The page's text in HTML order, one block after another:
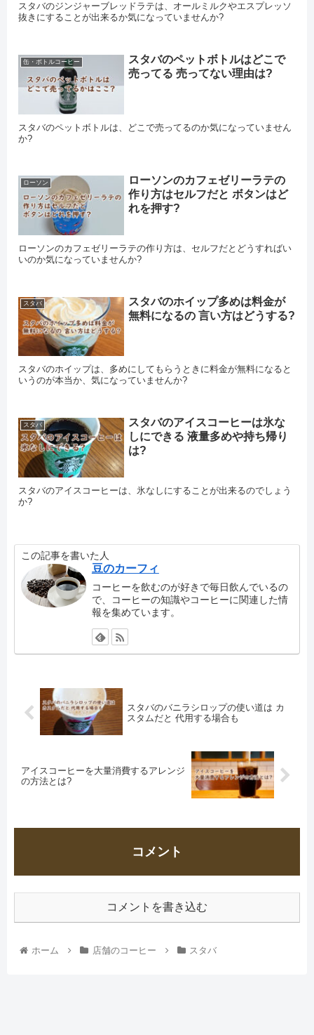
スタバのジンジャーブレッドラテは、オールミルクやエスプレッソ
抜きにすることが出来るか気になっていませんか?
缶・ボトルコーヒー
スタバのペットボトルはどこで
売ってる 売ってない理由は?
スタバのペットボトルは、どこで売ってるのか気になっていません
か?
ローソン
ローソンのカフェゼリーラテの
作り方はセルフだと ボタンはど
れを押す?
ローソンのカフェゼリーラテの作り方は、セルフだとどうすればい
いのか気になっていませんか?
スタバ
スタバのホイップ多めは料金が
無料になるの 言い方はどうする?
スタバのホイップは、多めにしてもらうときに料金が無料になると
いうのが本当か、気になっていませんか?
スタバ
スタバのアイスコーヒーは氷な
しにできる 液量多めや持ち帰り
は?
スタバのアイスコーヒーは、氷なしにすることが出来るのでしょう
か?
この記事を書いた人
豆のカーフィ
コーヒーを飲むのが好きで毎日飲んでいるの
で、コーヒーの知識やコーヒーに関連した情
報を集めています。
スタバのバニラシロップの使い道は カ
スタムだと 代用する場合も
アイスコーヒーを大量消費するアレンジ
の方法とは?
コメント
コメントを書き込む
ホーム 店舗のコーヒー スタバ